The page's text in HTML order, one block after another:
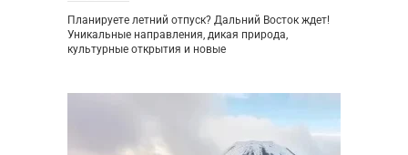
Планируете летний отпуск? Дальний Восток ждет!
Уникальные направления, дикая природа,
культурные открытия и новые